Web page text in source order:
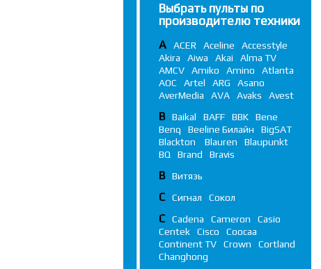
Выбрать пульты по
производителю техники
A ACER Aceline
Accesstyle
Akira
Aiwa Akai
Alma TV
AMCV
Amiko Amino
Atlanta
AOC
Artel ARG
Asano
AverMedia
AVA Avaks Avest
B Baikal BAFF BBK
Bene
Benq
Beeline Билайн
BigSAT
Blackton
Blauren
Blaupunkt
BQ
Brand Bravis
В Витязь
С Сигнал Сокол
C Cadena Cameron
Casio
Centek
Cisco
Coocaa
Continent TV
Crown
Cortland
Changhong